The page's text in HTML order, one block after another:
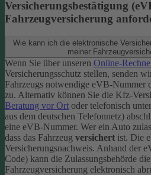
Versicherungsbestätigung
Fahrzeugversicherung
Wie kann ich die elektronische
meiner
Wenn Sie über unseren Online-
Versicherungsschutz stellen, senden
Fahrzeugs notwendige eVB-​Nummer
zu. Alternativ können Sie die Kfz-​
Beratung vor Ort oder telefonisch unter
aus dem deutschen Telefonnetz)
eine eVB-Nummer. Wer ein Auto
dass das Fahrzeug versichert ist. Die
Versicherungsnachweis. Anhand der
Code) kann die Zulassungsbehörde
Fahrzeugversicherung elektronisch